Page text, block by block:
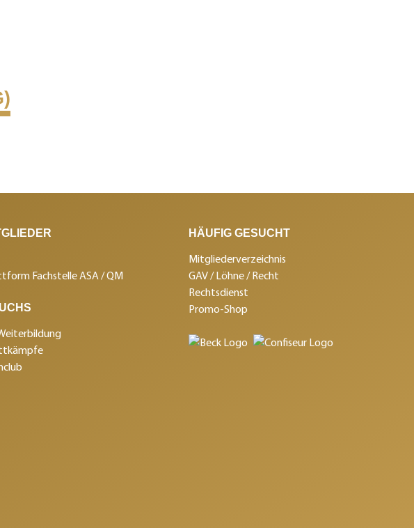
Fachstelle ASA / QM
HÄUFIG GESUCHT
Mitgliederverzeichnis
GAV / Löhne / Recht
Rechtsdienst
Promo-Shop